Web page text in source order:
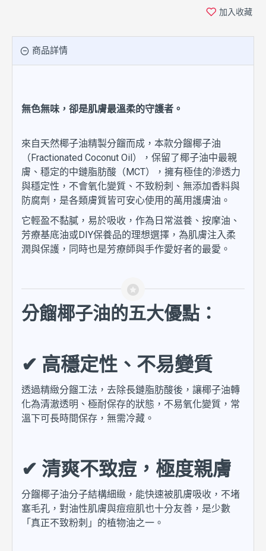
加入收藏
商品詳情
無色無味，卻是肌膚最溫柔的守護者。
來自天然椰子油精製分餾而成，本款分餾椰子油
（Fractionated Coconut Oil），保留了椰子油中最親
膚、穩定的中鏈脂肪酸（MCT），擁有極佳的滲透力
與穩定性，不會氧化變質、不致粉刺、無添加香料與
防腐劑，是各類膚質皆可安心使用的萬用護膚油。
它輕盈不黏膩，易於吸收，作為日常滋養、按摩油、
芳療基底油或DIY保養品的理想選擇，為肌膚注入柔
潤與保護，同時也是芳療師與手作愛好者的最愛。
分餾椰子油的五大優點：
✔ 高穩定性、不易變質
透過精緻分餾工法，去除長鏈脂肪酸後，讓椰子油轉
化為清澈透明、極耐保存的狀態，不易氧化變質，常
溫下可長時間保存，無需冷藏。
✔ 清爽不致痘，極度親膚
分餾椰子油分子結構細緻，能快速被肌膚吸收，不堵
塞毛孔，對油性肌膚與痘痘肌也十分友善，是少數
「真正不致粉刺」的植物油之一。